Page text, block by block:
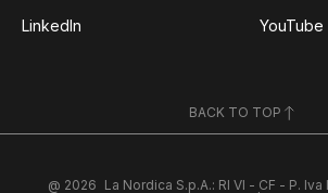
LinkedIn YouTube
BACK TO TOP
@ 2026 La Nordica S.p.A.: RI VI - CF - P.